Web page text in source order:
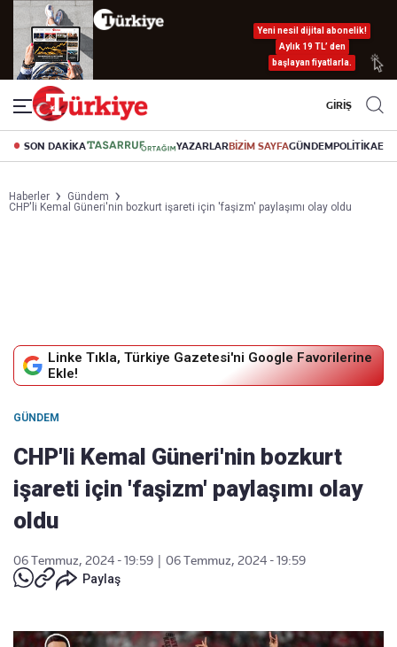
Yeni nesil dijital abonelik!
Aylık 19 TL’ den
başlayan fiyatlarla.
GİRİŞ
SON DAKİKA YAZARLARBİZİM SAYFAGÜNDEMPOLİTİKA
Haberler
Gündem
CHP'li Kemal Güneri'nin bozkurt işareti için 'faşizm' paylaşımı olay oldu
Linke Tıkla, Türkiye Gazetesi'ni Google Favorilerine
Ekle!
GÜNDEM
CHP'li Kemal Güneri'nin bozkurt
işareti için 'faşizm' paylaşımı olay
oldu
06 Temmuz, 2024 - 19:59
06 Temmuz, 2024 - 19:59
Paylaş